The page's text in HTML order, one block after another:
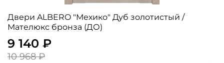
Двери ALBERO "Мехико" Дуб золотистый /
Мателюкс бронза (ДО)
9 140 ₽
10 968 ₽